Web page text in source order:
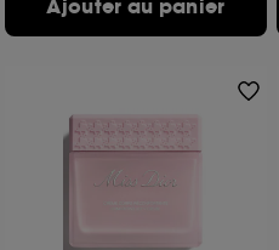
Ajouter au panier